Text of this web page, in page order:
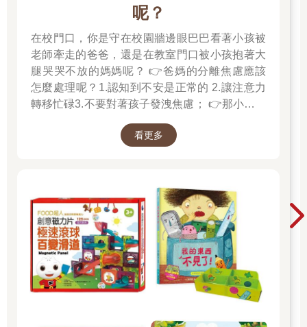
呢？
在校門口，你是守在校園牆邊眼巴巴看著小孩被
老師牽走的爸爸，還是在教室門口被小孩抱著大
腿哭哭不放的媽媽呢？ 👉爸媽的分離焦慮應該
怎麼處理呢？1.認知到不安是正常的 2.讓注意力
轉移忙碌3.不要對著孩子發洩焦慮； 👉那小朋友
也許是熟悉的玩偶增加安全感 2.與孩子分開時請
孩子一起迎接成長的過程！真是太好了！ 🎉金石
堂開學季！爸媽好輕鬆教你一站購足！文具、書
包、書套參展品全面5折起！👉文具滿777送80
元電子禮券 👉全站商品滿1200回饋4%金幣
看更多